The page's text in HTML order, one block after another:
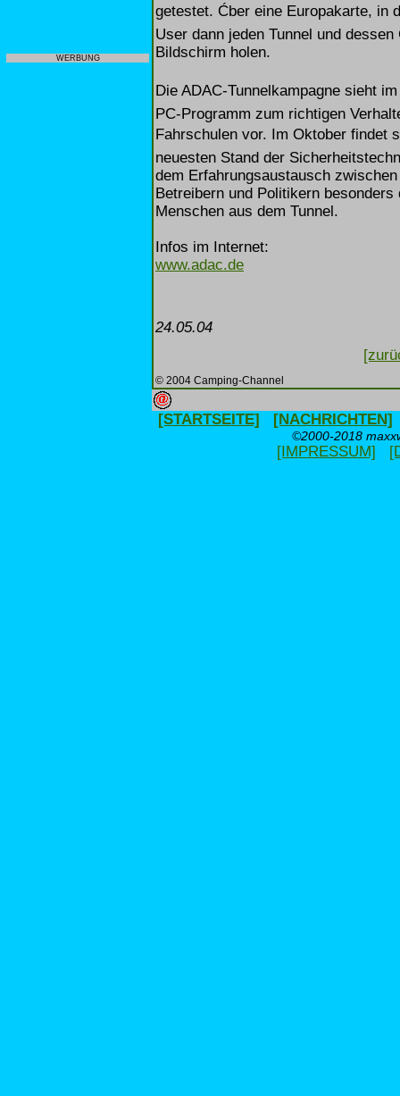
WERBUNG
getestet. Ćber eine Europakarte,
User dann jeden Tunnel und
Bildschirm holen.
Die ADAC-Tunnelkampagne sieht
PC-Programm zum richtigen
Fahrschulen vor. Im Oktober findet
neuesten Stand der
dem Erfahrungsaustausch
Betreibern und Politikern
Menschen aus dem Tunnel.
Infos im Internet:
www.adac.de
24.05.04
© 2004 Camping-Channel
[STARTSEITE] [NACHRICHTEN]
©2000-2018
[IMPRESSUM]